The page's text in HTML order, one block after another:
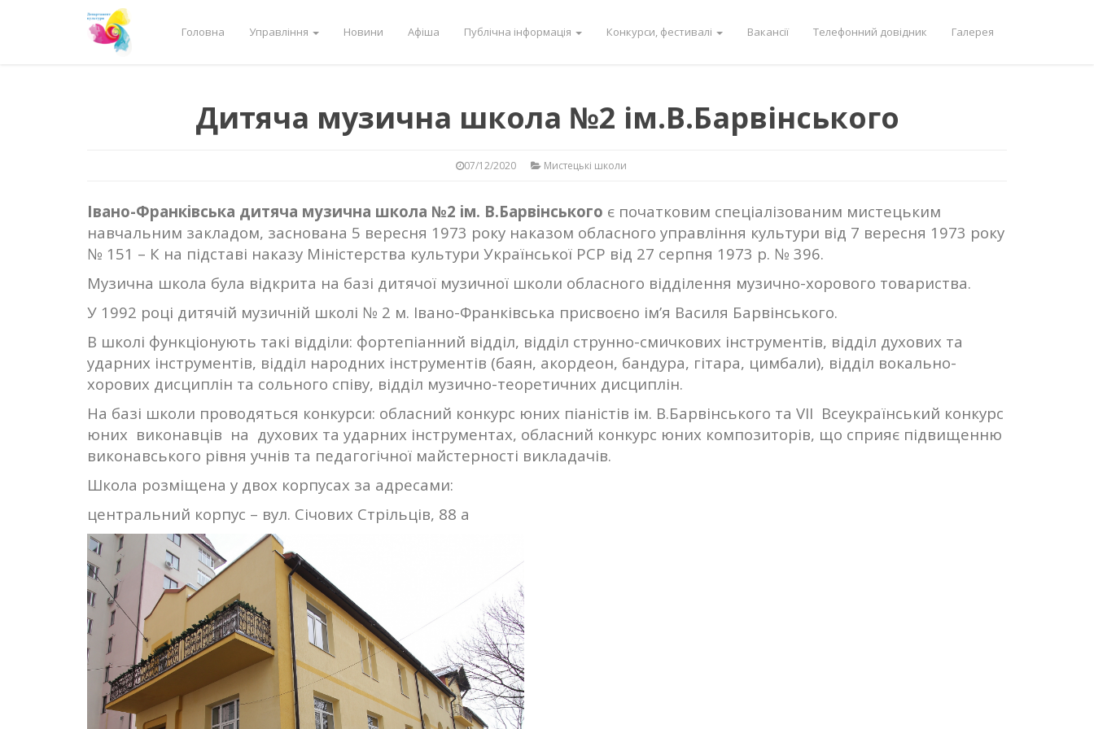
Головна Управління Новини Афіша Публічна інформація Конкурси, фестивалі Вакансії Телефонний довідник Галерея
Дитяча музична школа №2 ім.В.Барвінського
07/12/2020 Мистецькі школи
Івано-Франківська дитяча музична школа №2 ім. В.Барвінського є початковим спеціалізованим мистецьким
навчальним закладом, заснована 5 вересня 1973 року наказом обласного управління культури від 7 вересня 1973 року
№ 151 – К на підставі наказу Міністерства культури Української РСР від 27 серпня 1973 р. № 396.
Музична школа була відкрита на базі дитячої музичної школи обласного відділення музично-хорового товариства.
У 1992 році дитячій музичній школі № 2 м. Івано-Франківська присвоєно ім’я Василя Барвінського.
В школі функціонують такі відділи: фортепіанний відділ, відділ струнно-смичкових інструментів, відділ духових та
ударних інструментів, відділ народних інструментів (баян, акордеон, бандура, гітара, цимбали), відділ вокально-
хорових дисциплін та сольного співу, відділ музично-теоретичних дисциплін.
На базі школи проводяться конкурси: обласний конкурс юних піаністів ім. В.Барвінського та VIІ Всеукраїнський конкурс
юних виконавців на духових та ударних інструментах, обласний конкурс юних композиторів, що сприяє підвищенню
виконавського рівня учнів та педагогічної майстерності викладачів.
Школа розміщена у двох корпусах за адресами:
центральний корпус – вул. Січових Стрільців, 88 а